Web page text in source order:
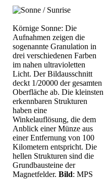
Körnige Sonne: Die
Aufnahmen zeigen die
sogenannte Granulation in
drei verschiedenen Farben
im nahen ultravioletten
Licht. Der Bildausschnitt
deckt 1/20000 der gesamten
Oberfläche ab. Die kleinsten
erkennbaren Strukturen
haben eine
Winkelauflösung, die dem
Anblick einer Münze aus
einer Entfernung von 100
Kilometern entspricht. Die
hellen Strukturen sind die
Grundbausteine der
Magnetfelder. Bild: MPS